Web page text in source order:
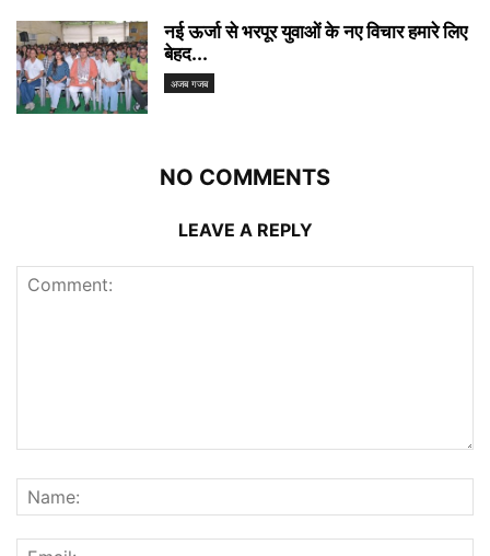
नई ऊर्जा से भरपूर युवाओं के नए विचार हमारे लिए
बेहद...
अजब गजब
NO COMMENTS
LEAVE A REPLY